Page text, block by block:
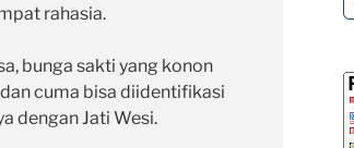
rahasia.
bunga sakti yang konon
cuma bisa diidentifikasi
dengan Jati Wesi.